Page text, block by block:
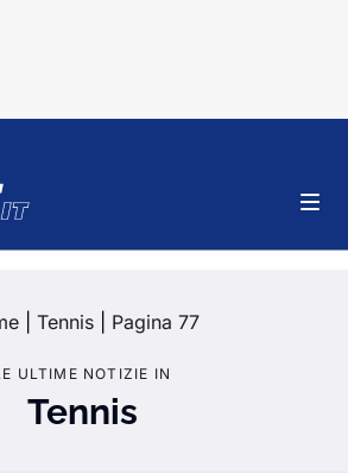
ULTIME NOTIZIE IN
Tennis
| Tennis| Pagina 77